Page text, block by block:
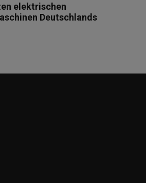
elektrischen
Deutschlands